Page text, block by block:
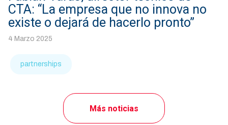
CTA: “La empresa que no innova no
existe o dejará de hacerlo pronto”
4 Marzo 2025
partnerships
Más noticias